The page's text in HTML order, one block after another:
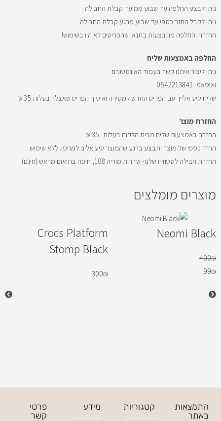
ניתן לבצע החלפה עד שבוע ממועד קבלת החבילה
ניתן לקבל החזר כספי עד שבוע מרגע קבלת החבילה
החזרה והחלפה מתבצעות בתנאי שהפריטים לא היו בשימוש!
החלפה באמצעות שליח
ניתן ליצור איתנו קשר בעמוד האינסטגרם
ווטסאפ- 0542213841
שליח יגיע אלייך עם הפריט החדש למסירה ואיסוף הפריט שאצלך בעלות 35 ₪
החזרת מוצר
החזרה באמצעות שליח מבית הלקוח בעלות- 35 ₪
החזר כספי של מוצר יתבצע ברגע שהמוצר יגיע אלינו למחסן. ללא שימוש.
החזרת חבילה לסטודיו שלנו- שדרות מוריה 108, חיפה בתיאום מראש (חינם)
מוצרים מומלצים
Neomi Black
400₪
99₪
Crocs Platform
Stomp Black
300₪
התמצאות
באתר
קטגוריות מידע
פרטי
קשר